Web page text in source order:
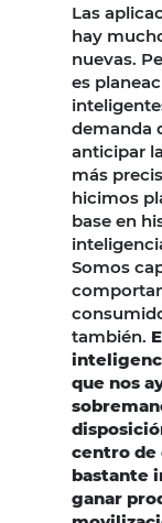
Las
hay
nuevas.
es
demanda
anticipar
más
hicimos
base en
Somos
también.
que nos
centro de
bastante
ganar